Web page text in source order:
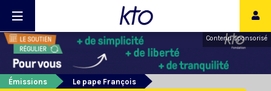
Contenu sponsorisé
Émissions
Le pape François